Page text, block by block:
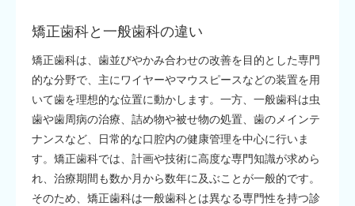
矯正歯科と一般歯科の違い
矯正歯科は、歯並びやかみ合わせの改善を目的とした専門
的な分野で、主にワイヤーやマウスピースなどの装置を用
いて歯を理想的な位置に動かします。一方、一般歯科は虫
歯や歯周病の治療、詰め物や被せ物の処置、歯のメインテ
ナンスなど、日常的な口腔内の健康管理を中心に行いま
す。矯正歯科では、計画や技術に高度な専門知識が求めら
れ、治療期間も数か月から数年に及ぶことが一般的です。
そのため、矯正歯科は一般歯科とは異なる専門性を持つ診